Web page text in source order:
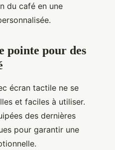
du café en une
pointe pour des
écran tactile ne se
et faciles à utiliser.
des dernières
pour garantir une